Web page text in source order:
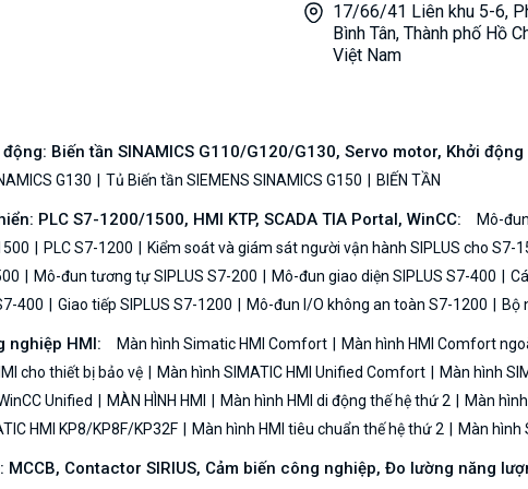
17/66/41 Liên khu 5-6,
Bình Tân, Thành phố Hồ
Việt Nam
Biến tần SINAMICS G110/G120/G130, Servo motor, Khởi động
G130
Tủ Biến tần SIEMENS SINAMICS G150 BIẾN TẦN
PLC S7-1200/1500, HMI KTP, SCADA TIA Portal, WinCC: Mô-
PLC S7-1200 Kiểm soát và giám sát người vận hành SIPLUS cho S7-
Mô-đun tương tự SIPLUS S7-200 Mô-đun giao diện SIPLUS S7-400
400 Giao tiếp SIPLUS S7-1200 Mô-đun I/O không an toàn S7-1200 Bộ
nghiệp HMI: Màn hình Simatic HMI Comfort Màn hình HMI Comfort
cho thiết bị bảo vệ
Màn hình SIMATIC HMI Unified Comfort Màn hình
Unified MÀN HÌNH HMI Màn hình HMI di động thế hệ thứ 2 Màn
HMI KP8/KP8F/KP32F
Màn hình HMI tiêu chuẩn thế hệ thứ 2 Màn hình
MCCB, Contactor SIRIUS, Cảm biến công nghiệp, Đo lường năng